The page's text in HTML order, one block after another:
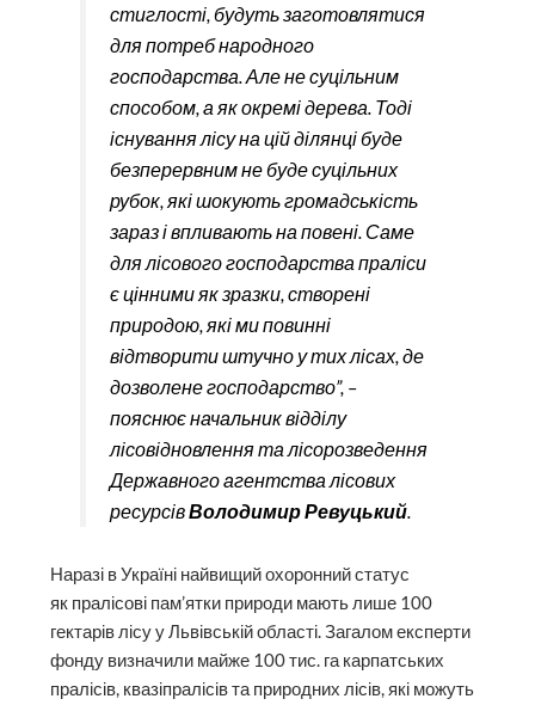
стиглості, будуть заготовлятися
для потреб народного
господарства. Але не суцільним
способом, а як окремі дерева. Тоді
існування лісу на цій ділянці буде
безперервним не буде суцільних
рубок, які шокують громадськість
зараз і впливають на повені. Саме
для лісового господарства праліси
є цінними як зразки, створені
природою, які ми повинні
відтворити штучно у тих лісах, де
дозволене господарство”, –
пояснює начальник відділу
лісовідновлення та лісорозведення
Державного агентства лісових
ресурсівВолодимир Ревуцький.
Наразі в Україні найвищий охоронний статус
як пралісові пам’ятки природи мають лише 100
гектарів лісу у Львівській області. Загалом експерти
фонду визначили майже 100 тис. га карпатських
пралісів, квазіпралісів та природних лісів, які можуть